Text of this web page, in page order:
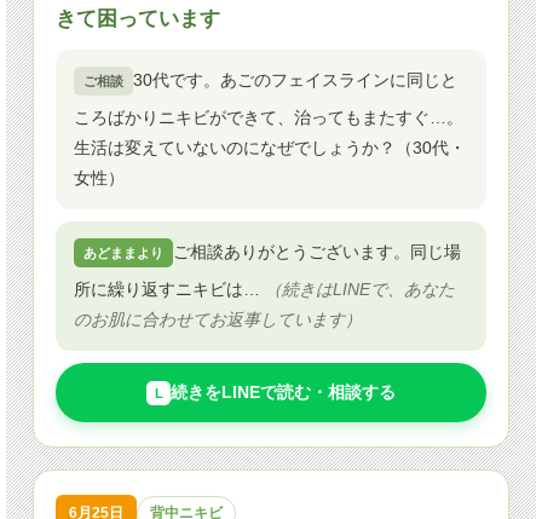
きて困っています
ご相談
30代です。あごのフェイスラインに同じと
ころばかりニキビができて、治ってもまたすぐ…。
生活は変えていないのになぜでしょうか？（30代・
女性）
あどままより
ご相談ありがとうございます。同じ場
所に繰り返すニキビは…
（続きはLINEで、あなた
のお肌に合わせてお返事しています）
L 続きをLINEで読む・相談する
6月25日 背中ニキビ